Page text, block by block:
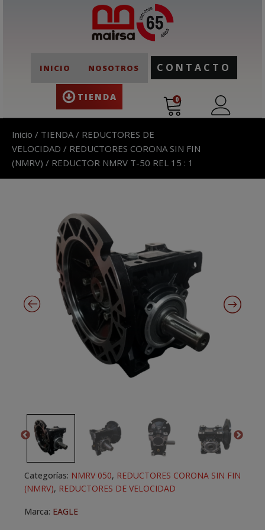
INICIO NOSOTROS
TIENDA
CONTACTO
0
Inicio / TIENDA / REDUCTORES DE
VELOCIDAD / REDUCTORES CORONA SIN FIN
(NMRV) / REDUCTOR NMRV T-50 REL 15 : 1
Categorías: NMRV 050, REDUCTORES CORONA SIN FIN
(NMRV), REDUCTORES DE VELOCIDAD
Marca: EAGLE